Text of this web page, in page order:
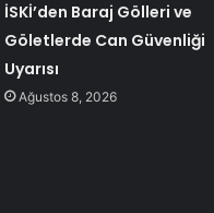
İSKİ’den Baraj Gölleri ve
Göletlerde Can Güvenliği
Uyarısı
Ağustos 8, 2026